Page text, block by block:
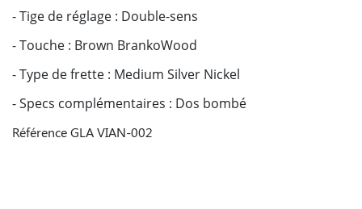
- Tige de réglage : Double-sens
- Touche : Brown BrankoWood
- Type de frette : Medium Silver Nickel
- Specs complémentaires : Dos bombé
RéférenceGLA VIAN-002